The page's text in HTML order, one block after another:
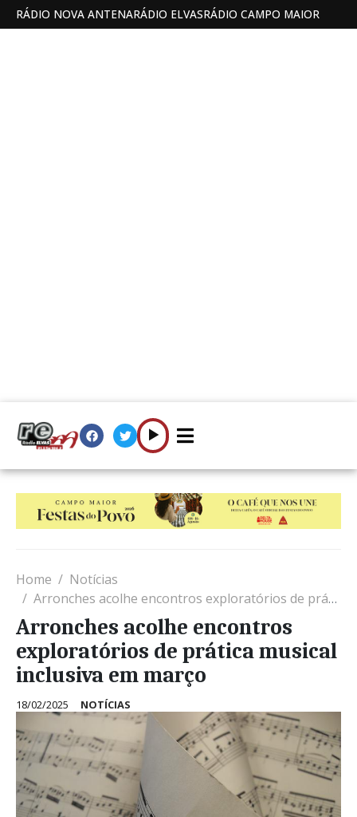
RÁDIO NOVA ANTENARÁDIO ELVASRÁDIO CAMPO MAIOR
Home
Notícias
Arronches acolhe encontros exploratórios de prática musical inclusiva em março
Arronches acolhe encontros
exploratórios de prática musical
inclusiva em março
18/02/2025 NOTÍCIAS